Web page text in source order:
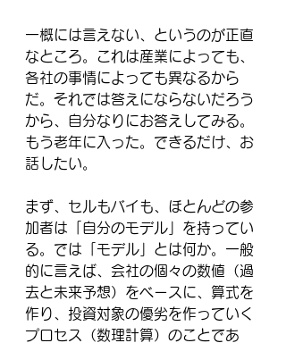
一概には言えない、というのが正直
なところ。これは産業によっても、
各社の事情によっても異なるから
だ。それでは答えにならないだろう
から、自分なりにお答えしてみる。
もう老年に入った。できるだけ、お
話したい。
まず、セルもバイも、ほとんどの参
加者は「自分のモデル」を持ってい
る。では「モデル」とは何か。一般
的に言えば、会社の個々の数値（過
去と未来予想）をベースに、算式を
作り、投資対象の優劣を作っていく
プロセス（数理計算）のことであ